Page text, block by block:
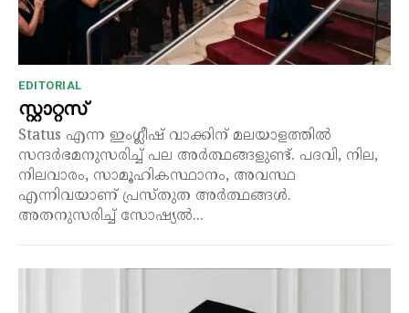
EDITORIAL
സ്റ്റാറ്റസ്
Status എന്ന ഇംഗ്ലീഷ് വാക്കിന് മലയാളത്തിൽ
സന്ദർഭമനുസരിച്ച് പല അർത്ഥങ്ങളുണ്ട്. പദവി, നില,
നിലവാരം, സാമൂഹികസ്ഥാനം, അവസ്ഥ
എന്നിവയാണ് പ്രസ്തുത അർത്ഥങ്ങൾ.
അതനുസരിച്ച് സോഷ്യൽ...